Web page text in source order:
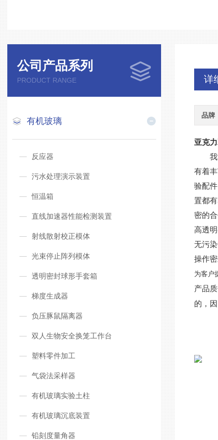
公司产品系列
PRODUCT RANGE
有机玻璃
反应器
污水处理演示装置
恒温箱
直线加速器性能检测装置
射线散射校正模体
光束停止阵列模体
透明密封球形手套箱
梯度生成器
负压豚鼠隔离器
双人生物安全换笼工作台
塑料零件加工
气袋法采样器
有机玻璃实验土柱
有机玻璃沉底装置
铅刻度量角器
详
品牌
亚克
有着
验配
置都
密的
高透
无污
操作
为客户
产品
的，